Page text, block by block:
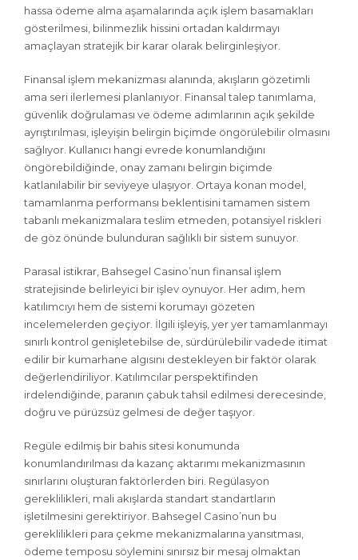
hassa ödeme alma aşamalarında açık işlem basamakları
gösterilmesi, bilinmezlik hissini ortadan kaldırmayı
amaçlayan stratejik bir karar olarak belirginleşiyor.
Finansal işlem mekanizması alanında, akışların gözetimli
ama seri ilerlemesi planlanıyor. Finansal talep tanımlama,
güvenlik doğrulaması ve ödeme adımlarının açık şekilde
ayrıştırılması, işleyişin belirgin biçimde öngörülebilir olmasını
sağlıyor. Kullanıcı hangi evrede konumlandığını
öngörebildiğinde, onay zamanı belirgin biçimde
katlanılabilir bir seviyeye ulaşıyor. Ortaya konan model,
tamamlanma performansı beklentisini tamamen sistem
tabanlı mekanizmalara teslim etmeden, potansiyel riskleri
de göz önünde bulunduran sağlıklı bir sistem sunuyor.
Parasal istikrar, Bahsegel Casino’nun finansal işlem
stratejisinde belirleyici bir işlev oynuyor. Her adım, hem
katılımcıyı hem de sistemi korumayı gözeten
incelemelerden geçiyor. İlgili işleyiş, yer yer tamamlanmayı
sınırlı kontrol genişletebilse de, sürdürülebilir vadede itimat
edilir bir kumarhane algısını destekleyen bir faktör olarak
değerlendiriliyor. Katılımcılar perspektifinden
irdelendiğinde, paranın çabuk tahsil edilmesi derecesinde,
doğru ve pürüzsüz gelmesi de değer taşıyor.
Regüle edilmiş bir bahis sitesi konumunda
konumlandırılması da kazanç aktarımı mekanizmasının
sınırlarını oluşturan faktörlerden biri. Regülasyon
gereklilikleri, mali akışlarda standart standartların
işletilmesini gerektiriyor. Bahsegel Casino’nun bu
gereklilikleri para çekme mekanizmalarına yansıtması,
ödeme temposu söylemini sınırsız bir mesaj olmaktan